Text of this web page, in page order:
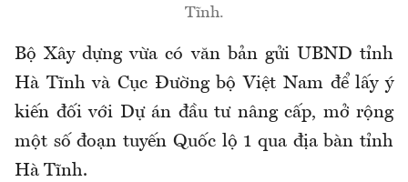
Tĩnh.
Bộ Xây dựng vừa có văn bản gửi UBND tỉnh
Hà Tĩnh và Cục Đường bộ Việt Nam để lấy ý
kiến đối với Dự án đầu tư nâng cấp, mở rộng
một số đoạn tuyến Quốc lộ 1 qua địa bàn tỉnh
Hà Tĩnh.